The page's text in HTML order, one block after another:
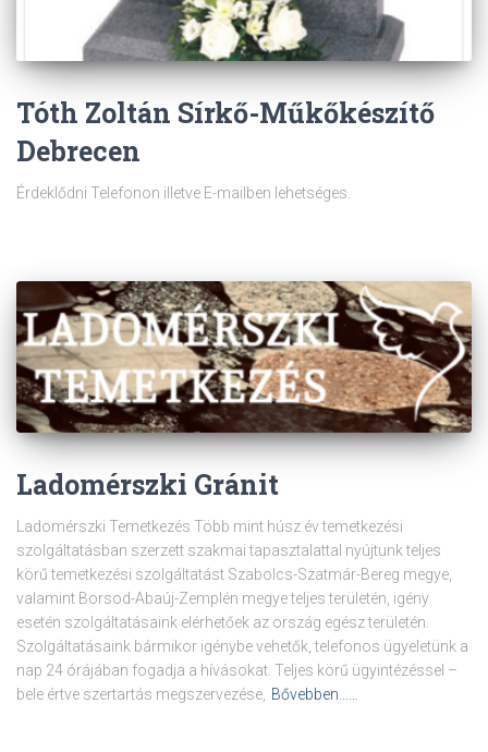
Tóth Zoltán Sírkő-Műkőkészítő
Debrecen
Érdeklődni Telefonon illetve E-mailben lehetséges.
Ladomérszki Gránit
Ladomérszki Temetkezés Több mint húsz év temetkezési
szolgáltatásban szerzett szakmai tapasztalattal nyújtunk teljes
körű temetkezési szolgáltatást Szabolcs-Szatmár-Bereg megye,
valamint Borsod-Abaúj-Zemplén megye teljes területén, igény
esetén szolgáltatásaink elérhetőek az ország egész területén.
Szolgáltatásaink bármikor igénybe vehetők, telefonos ügyeletünk a
nap 24 órájában fogadja a hívásokat. Teljes körű ügyintézéssel –
bele értve szertartás megszervezése, Bővebben……